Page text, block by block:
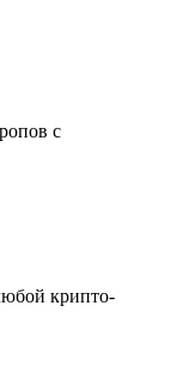
с
крипто-